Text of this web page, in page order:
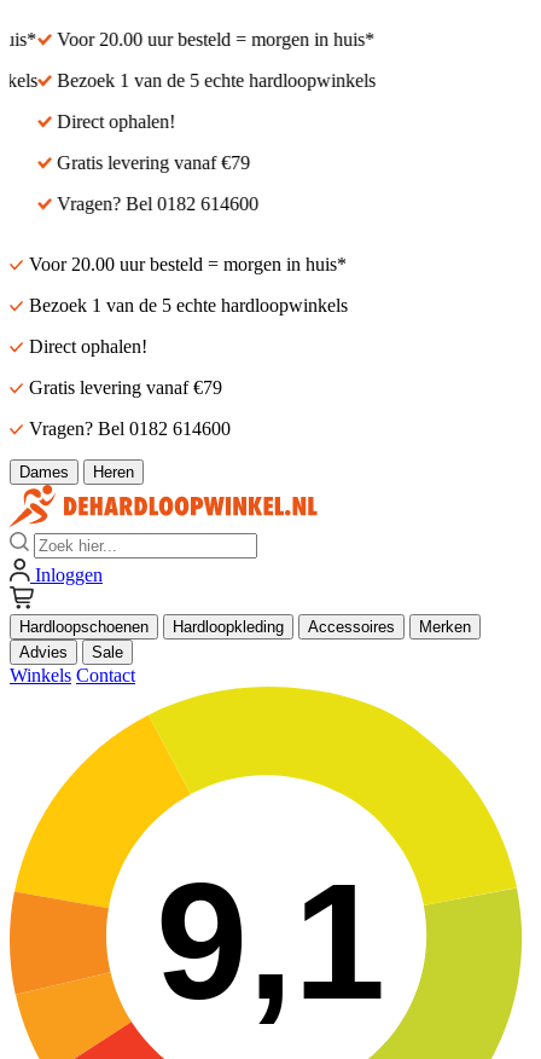
Voor 20.00 uur besteld = morgen in huis*
Bezoek 1 van de 5 echte hardloopwinkels
Direct ophalen!
Gratis levering vanaf €79
Vragen? Bel 0182 614600
Voor 20.00 uur besteld = morgen in huis*
Bezoek 1 van de 5 echte hardloopwinkels
Direct ophalen!
Gratis levering vanaf €79
Vragen? Bel 0182 614600
Dames Heren
Zoek
Inloggen
Hardloopschoenen Hardloopkleding Accessoires
Merken
Advies
Sale
Winkels Contact
9,1